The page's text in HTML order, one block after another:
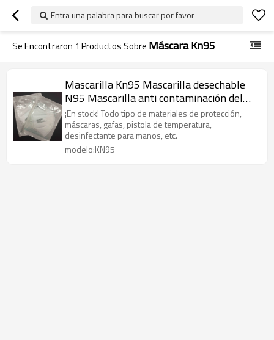
Entra una palabra para buscar por favor
Se Encontraron 1 Productos Sobre Máscara Kn95
Mascarilla Kn95 Mascarilla desechable
N95 Mascarilla anti contaminación del
aire Mascarilla facial
¡En stock! Todo tipo de materiales de protección,
máscaras, gafas, pistola de temperatura,
desinfectante para manos, etc.
modelo:KN95